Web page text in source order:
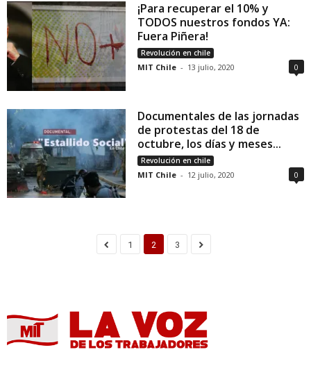
¡Para recuperar el 10% y
TODOS nuestros fondos YA:
Fuera Piñera!
Revolución en chile
MIT Chile - 13 julio, 2020 0
Documentales de las jornadas
de protestas del 18 de
octubre, los días y meses...
Revolución en chile
MIT Chile - 12 julio, 2020 0
1 2 3